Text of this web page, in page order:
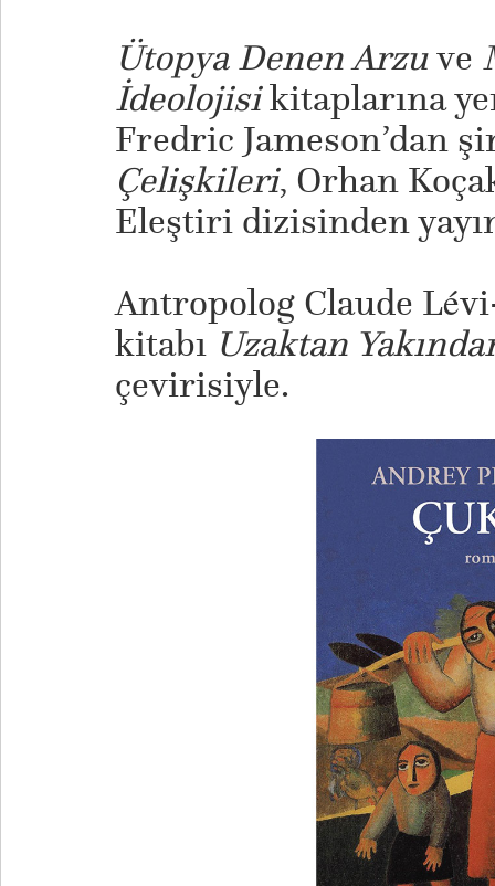
Ütopya Denen Arzuve
İdeolojisikitaplarına
Fredric Jameson’dan
Çelişkileri, Orhan
Eleştiri dizisinden
Antropolog Claude
kitabı Uzaktan
çevirisiyle.